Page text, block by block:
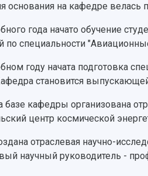
основания на кафедре
года начато обучение
специальности
году начата подготовка
становится
базе кафедры организована
центр космической
отраслевая научно-
научный руководитель -